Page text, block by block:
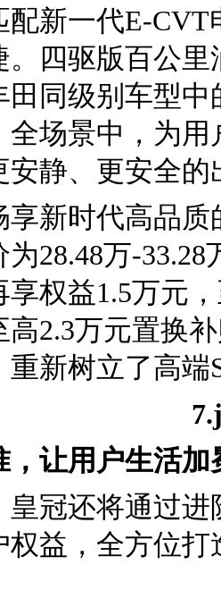
配新一代E-
。四驱版百公
田同级别车型
全场景中，为
安静、更安全的
享新时代高品
28.48万-
享权益1.5万元
2.3万元置换
重新树立了高端
，让用户生活加
皇冠还将通过
权益，全方位